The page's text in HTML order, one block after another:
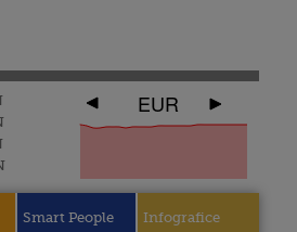
EUR
Smart People Infografice